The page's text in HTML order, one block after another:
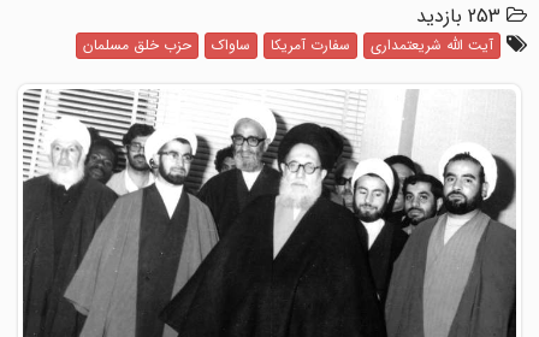
253 بازدید
آیت الله شریعتمداری سفارت آمریکا ساواک حزب خلق مسلمان